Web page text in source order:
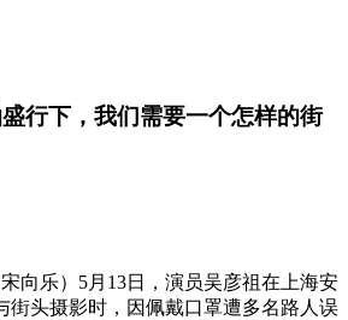
行下，我们需要一个怎样的街
向乐）5月13日，演员吴彦祖在上海安
街头摄影时，因佩戴口罩遭多名路人误